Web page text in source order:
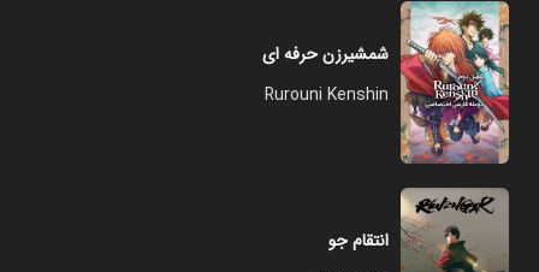
شمشیرزن حرفه ای
Rurouni Kenshin
انتقام جو